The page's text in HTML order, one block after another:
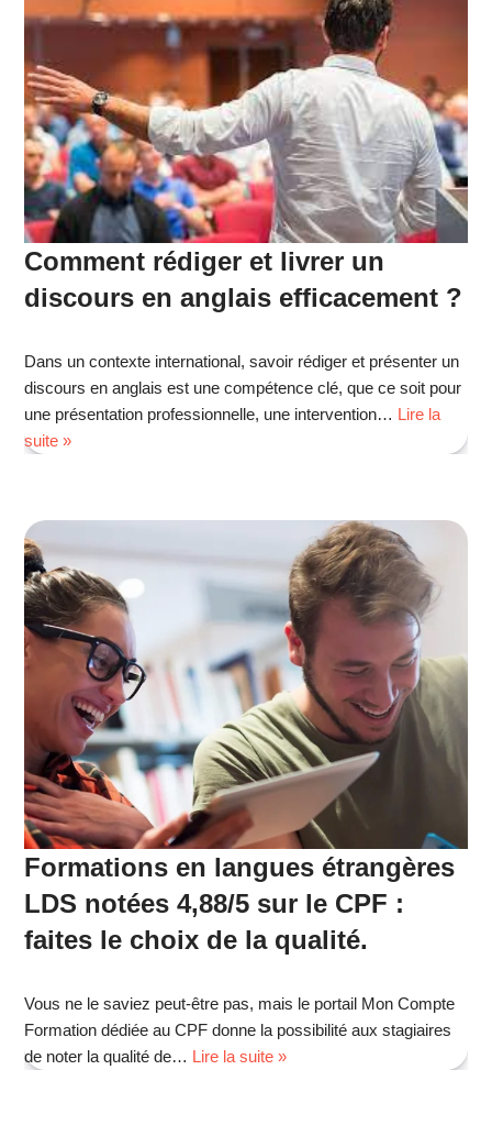
Comment rédiger et livrer un
discours en anglais efficacement ?
Dans un contexte international, savoir rédiger et présenter un
discours en anglais est une compétence clé, que ce soit pour
une présentation professionnelle, une intervention… Lire la
suite »
Formations en langues étrangères
LDS notées 4,88/5 sur le CPF :
faites le choix de la qualité.
Vous ne le saviez peut-être pas, mais le portail Mon Compte
Formation dédiée au CPF donne la possibilité aux stagiaires
de noter la qualité de… Lire la suite »